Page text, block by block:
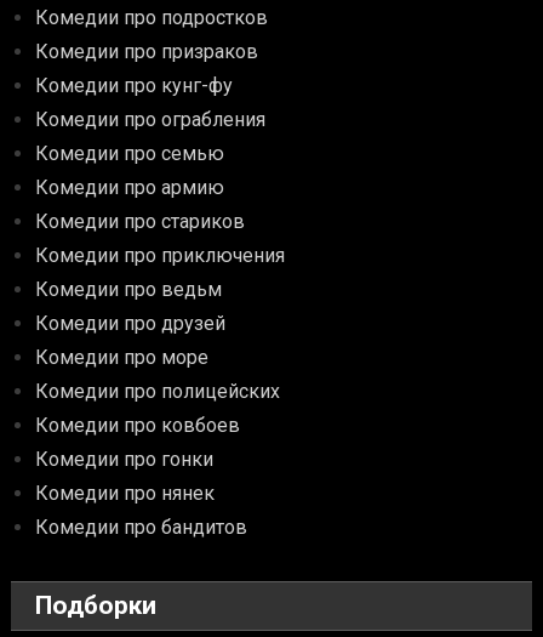
Комедии про подростков
Комедии про призраков
Комедии про кунг-фу
Комедии про ограбления
Комедии про семью
Комедии про армию
Комедии про стариков
Комедии про приключения
Комедии про ведьм
Комедии про друзей
Комедии про море
Комедии про полицейских
Комедии про ковбоев
Комедии про гонки
Комедии про нянек
Комедии про бандитов
Подборки